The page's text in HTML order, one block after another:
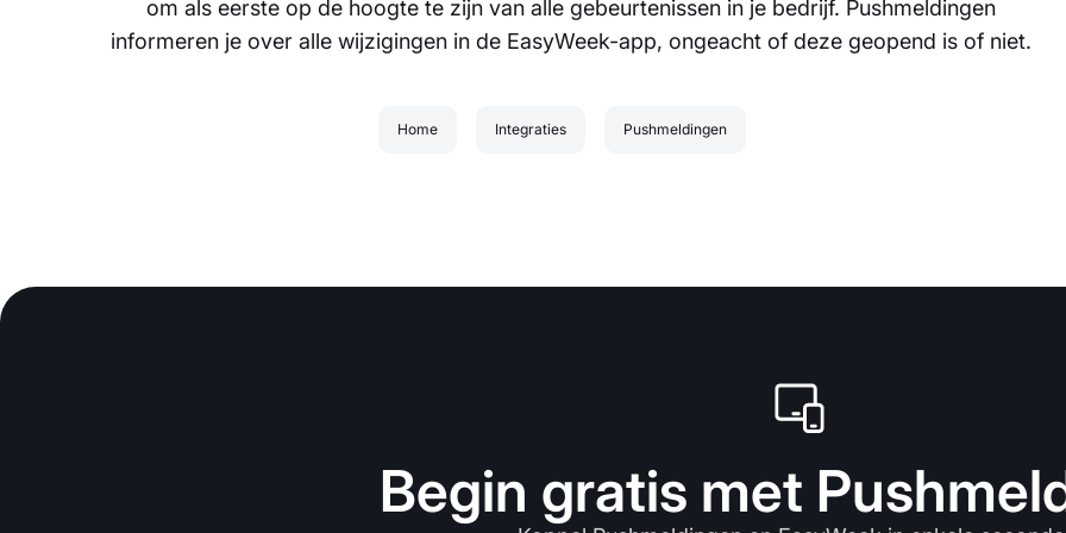
om als eerste op de hoogte te zijn van alle gebeurtenissen in je bedrijf. Pushmeldingen
informeren je over alle wijzigingen in de EasyWeek-app, ongeacht of deze geopend is of niet.
Home Integraties Pushmeldingen
Begin gratis met